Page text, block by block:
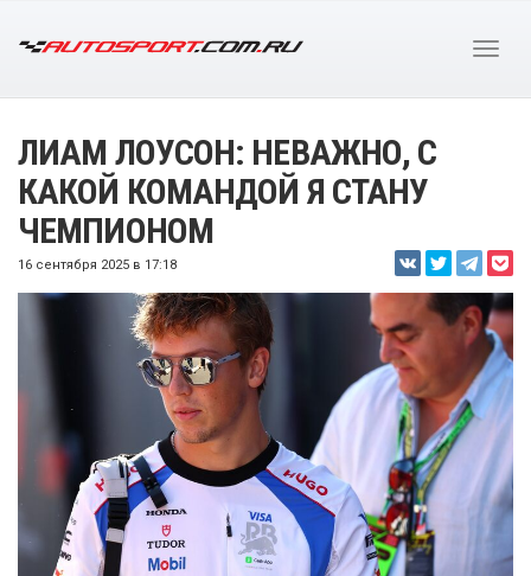
ЛИАМ ЛОУСОН: НЕВАЖНО, С
КАКОЙ КОМАНДОЙ Я СТАНУ
ЧЕМПИОНОМ
16 сентября 2025 в 17:18